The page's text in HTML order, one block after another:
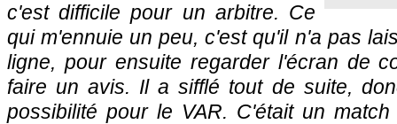
c'est difficile pour un arbitre. Ce
qui m'ennuie un peu, c'est qu'il n'a pas
ligne, pour ensuite regarder l'écran de
faire un avis. Il a sifflé tout de suite,
possibilité pour le VAR. C'était un